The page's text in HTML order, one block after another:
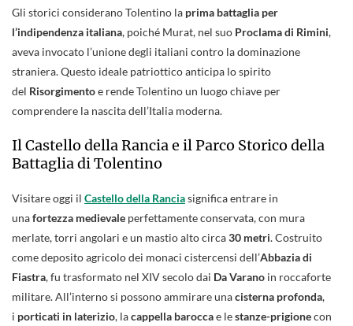
Gli storici considerano Tolentino la prima battaglia per
l’indipendenza italiana, poiché Murat, nel suo Proclama di Rimini,
aveva invocato l’unione degli italiani contro la dominazione
straniera. Questo ideale patriottico anticipa lo spirito
del Risorgimentoe rende Tolentino un luogo chiave per
comprendere la nascita dell’Italia moderna.
Il Castello della Rancia e il Parco Storico della
Battaglia di Tolentino
Visitare oggi il Castello della Ranciasignifica entrare in
unafortezza medievale perfettamente conservata, con mura
merlate, torri angolari e un mastio alto circa30 metri. Costruito
come deposito agricolo dei monaci cistercensi dell’Abbazia di
Fiastra, fu trasformato nel XIV secolo dai Da Varano in roccaforte
militare. All’interno si possono ammirare unacisterna profonda,
i porticati in laterizio, lacappella baroccae lestanze-prigionecon